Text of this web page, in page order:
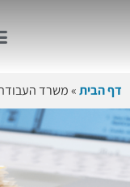
דף הבית»משרד